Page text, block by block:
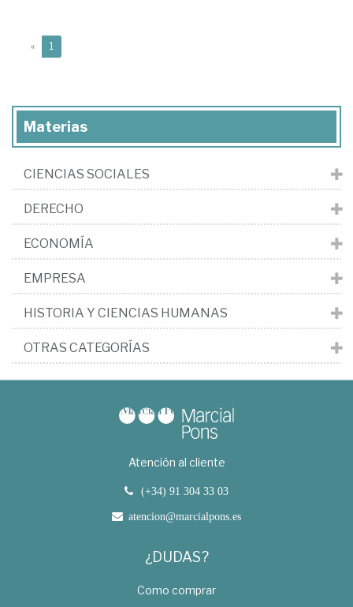
« 1
Materias
CIENCIAS SOCIALES
DERECHO
ECONOMÍA
EMPRESA
HISTORIA Y CIENCIAS HUMANAS
OTRAS CATEGORÍAS
Atención al cliente
(+34) 91 304 33 03
atencion@marcialpons.es
¿DUDAS?
Como comprar